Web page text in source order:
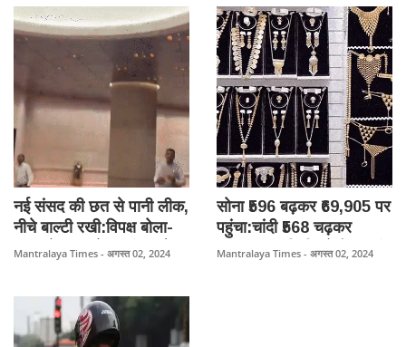
नई संसद की छत से पानी लीक,
नीचे बाल्टी रखी:विपक्ष बोला-
संसद के बाहर पेपर लीक और
लिया
Mantralaya Times - अगस्त 02, 2024
सोना ₹596 बढ़कर ₹69,905 पर
पहुंचा:चांदी ₹568 चढ़कर
₹83,542 प्रति किलो बिक रही,
Mantralaya Times - अगस्त 02, 2024